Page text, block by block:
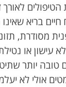
לאורך
חיים בריא
מסודרת,
עישון או
טובה יותר
אולי לא